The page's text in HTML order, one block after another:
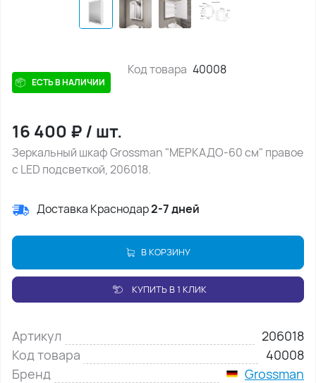
ЕСТЬ В НАЛИЧИИ
Код товара 40008
16 400 ₽/ шт.
Зеркальный шкаф Grossman "МЕРКАДО-60 см" правое
с LED подсветкой, 206018.
Доставка Краснодар2-7 дней
В КОРЗИНУ
КУПИТЬ В 1 КЛИК
Артикул
206018
Код товара
40008
Бренд
Grossman